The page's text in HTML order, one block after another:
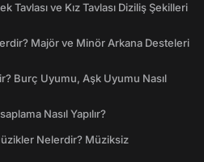
Tavlası ve Kız Tavlası Diziliş Şekilleri
Majör ve Minör Arkana Desteleri
Burç Uyumu, Aşk Uyumu Nasıl
Nasıl Yapılır?
Nelerdir? Müziksiz